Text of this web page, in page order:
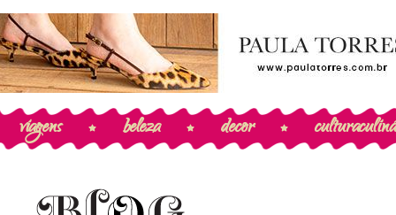
viagens beleza decor cultura